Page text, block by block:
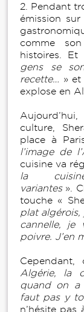
2. Pendant
émission
comme
histoires.
gens se
recette… » et
explose en
culture,
place à
l’image de
cuisine va
la
variantes».
touche «
plat algérois,
cannelle,
poivre. J’en
Algérie, la
quand on a
faut pas y
n’hésite pas